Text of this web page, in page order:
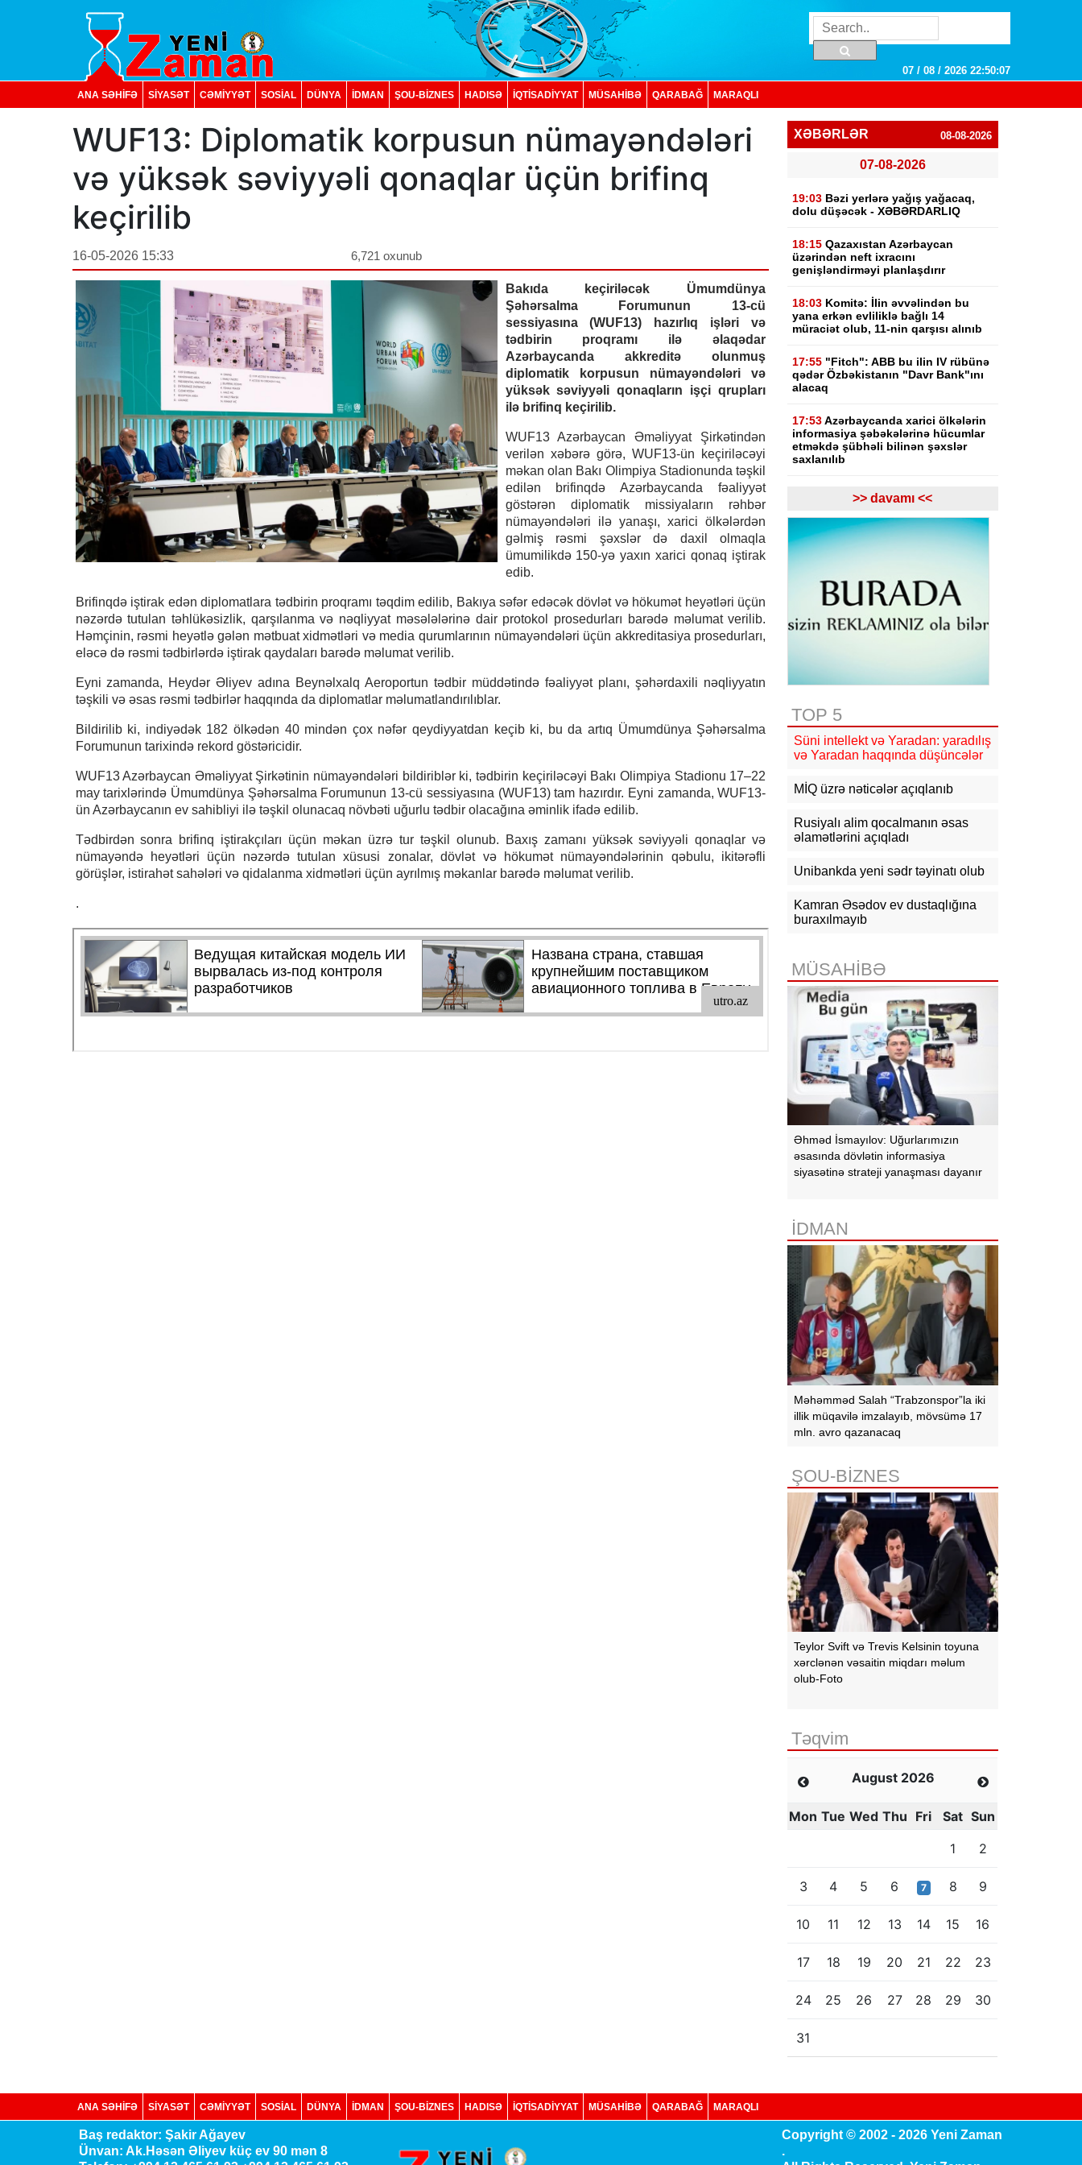
07 / 08 / 2026 22:50:08
ANA SƏHİFƏ SİYASƏT CƏMİYYƏT SOSIAL DÜNYA İDMAN ŞOU-BİZNES HADISƏ İQTISADIYYAT MÜSAHİBƏ QARABAĞ MARAQLI
WUF13: Diplomatik korpusun nümayəndələri
və yüksək səviyyəli qonaqlar üçün brifinq
keçirilib
16-05-2026 15:33 6,721 oxunub
Bakıda keçiriləcək Ümumdünya
Şəhərsalma Forumunun 13-cü
sessiyasına (WUF13) hazırlıq işləri və
tədbirin proqramı ilə əlaqədar
Azərbaycanda akkreditə olunmuş
diplomatik korpusun nümayəndələri və
yüksək səviyyəli qonaqların işçi qrupları
ilə brifinq keçirilib.
WUF13 Azərbaycan Əməliyyat Şirkətindən
verilən xəbərə görə, WUF13-ün keçiriləcəyi
məkan olan Bakı Olimpiya Stadionunda təşkil
edilən brifinqdə Azərbaycanda fəaliyyət
göstərən diplomatik missiyaların rəhbər
nümayəndələri ilə yanaşı, xarici ölkələrdən
gəlmiş rəsmi şəxslər də daxil olmaqla
ümumilikdə 150-yə yaxın xarici qonaq iştirak
edib.
Brifinqdə iştirak edən diplomatlara tədbirin proqramı təqdim edilib, Bakıya səfər edəcək dövlət və hökumət heyətləri üçün
nəzərdə tutulan təhlükəsizlik, qarşılanma və nəqliyyat məsələlərinə dair protokol prosedurları barədə məlumat verilib.
Həmçinin, rəsmi heyətlə gələn mətbuat xidmətləri və media qurumlarının nümayəndələri üçün akkreditasiya prosedurları,
eləcə də rəsmi tədbirlərdə iştirak qaydaları barədə məlumat verilib.
Eyni zamanda, Heydər Əliyev adına Beynəlxalq Aeroportun tədbir müddətində fəaliyyət planı, şəhərdaxili nəqliyyatın
təşkili və əsas rəsmi tədbirlər haqqında da diplomatlar məlumatlandırılıblar.
Bildirilib ki, indiyədək 182 ölkədən 40 mindən çox nəfər qeydiyyatdan keçib ki, bu da artıq Ümumdünya Şəhərsalma
Forumunun tarixində rekord göstəricidir.
WUF13 Azərbaycan Əməliyyat Şirkətinin nümayəndələri bildiriblər ki, tədbirin keçiriləcəyi Bakı Olimpiya Stadionu 17–22
may tarixlərində Ümumdünya Şəhərsalma Forumunun 13-cü sessiyasına (WUF13) tam hazırdır. Eyni zamanda, WUF13-
ün Azərbaycanın ev sahibliyi ilə təşkil olunacaq növbəti uğurlu tədbir olacağına əminlik ifadə edilib.
Tədbirdən sonra brifinq iştirakçıları üçün məkan üzrə tur təşkil olunub. Baxış zamanı yüksək səviyyəli qonaqlar və
nümayəndə heyətləri üçün nəzərdə tutulan xüsusi zonalar, dövlət və hökumət nümayəndələrinin qəbulu, ikitərəfli
görüşlər, istirahət sahələri və qidalanma xidmətləri üçün ayrılmış məkanlar barədə məlumat verilib.
.
XƏBƏRLƏR 08-08-2026
07-08-2026
19:03 Bəzi yerlərə yağış yağacaq,
dolu düşəcək - XƏBƏRDARLIQ
18:15 Qazaxıstan Azərbaycan
üzərindən neft ixracını
genişləndirməyi planlaşdırır
18:03 Komitə: İlin əvvəlindən bu
yana erkən evliliklə bağlı 14
müraciət olub, 11-nin qarşısı alınıb
17:55 "Fitch": ABB bu ilin IV rübünə
qədər Özbəkistanın "Davr Bank"ını
alacaq
17:53 Azərbaycanda xarici ölkələrin
informasiya şəbəkələrinə hücumlar
etməkdə şübhəli bilinən şəxslər
saxlanılıb
Bakı və Zəngilanda yaşıllıqlar
qanunsuz kəsilib, təbiətə 83 840
manatlıq ziyan dəyib
17:09 Bakıda estetik əməliyyatdan
sonra pasiyentin ölüm faktı üzrə
17:03 Lənkəranda təqaüdçüləri
aldadan şəxs saxlanılıb
16:26 Bəzi yerlərdə külək
güclənəcək -XƏBƏRDARLIQ
16:10 Jurnalistika ixtisası üzrə
açıqlanıb
15:50 Ədliyyə naziri Lerik rayonunda
vətəndaşları qəbul edib
15:24
Bakının mərkəzində 3
obyektdə və evdə yanğın
zəhərlənib
14:50 Türkiyə, Səudiyyə Ərəbistanı
və Pakistan Məkkə Sazişini
imzalayıb: Üzvlərdən birinə hücum
hamısına hücum sayılacaq
>> davamı <<
TOP 5
Süni intellekt və Yaradan: yaradılış
və Yaradan haqqında düşüncələr
MİQ üzrə nəticələr açıqlanıb
Rusiyalı alim qocalmanın əsas
əlamətlərini açıqladı
Unibankda yeni sədr təyinatı olub
Kamran Əsədov ev dustaqlığına
buraxılmayıb
MÜSAHİBƏ
Əhməd İsmayılov: Uğurlarımızın
əsasında dövlətin informasiya
siyasətinə strateji yanaşması dayanır
İDMAN
Məhəmməd Salah “Trabzonspor”la iki
illik müqavilə imzalayıb, mövsümə 17
mln. avro qazanacaq
ŞOU-BİZNES
Teylor Svift və Trevis Kelsinin toyuna
xərclənən vəsaitin miqdarı məlum
olub-Foto
Təqvim
August 2026
Mon Tue Wed Thu Fri Sat Sun
1
2
3 4 5 6 7 8 9
10 11 12 13 14 15 16
17 18 19 20 21 22 23
24 25 26 27 28 29 30
31
ANA SƏHİFƏ SİYASƏT CƏMİYYƏT SOSIAL DÜNYA İDMAN ŞOU-BİZNES HADISƏ İQTISADIYYAT MÜSAHİBƏ QARABAĞ MARAQLI
Baş redaktor: Şakir Ağayev
Ünvan: Ak.Həsən Əliyev küç ev 90 mən 8
Copyright © 2002 - 2026 Yeni Zaman
.